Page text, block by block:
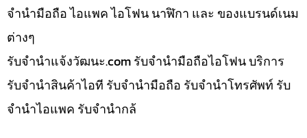
จำนำมือถือ ไอแพค ไอโฟน นาฬิกา และ ของแบรนด์เนม
ต่างๆ
รับจํานําแจ้งวัฒนะ.com รับจำนำมือถือไอโฟน บริการ
รับจำนำสินค้าไอที รับจำนำมือถือ รับจำนำโทรศัพท์ รับ
จำนำไอแพค รับจำนำกล้